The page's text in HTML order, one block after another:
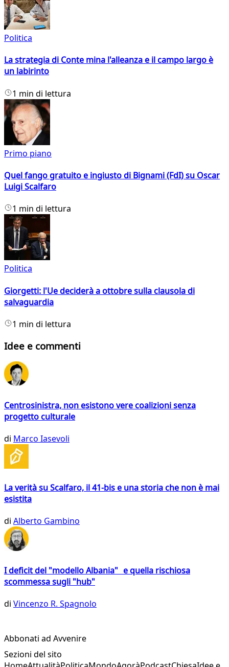
Politica
La strategia di Conte mina l'alleanza e il campo largo è
un labirinto
1 min di lettura
Primo piano
Quel fango gratuito e ingiusto di Bignami (FdI) su Oscar
Luigi Scalfaro
1 min di lettura
Politica
Giorgetti: l'Ue deciderà a ottobre sulla clausola di
salvaguardia
1 min di lettura
Idee e commenti
Centrosinistra, non esistono vere coalizioni senza
progetto culturale
di Marco Iasevoli
La verità su Scalfaro, il 41-bis e una storia che non è mai
esistita
di Alberto Gambino
I deficit del "modello Albania" e quella rischiosa
scommessa sugli "hub"
di Vincenzo R. Spagnolo
Abbonati ad Avvenire
Sezioni del sito